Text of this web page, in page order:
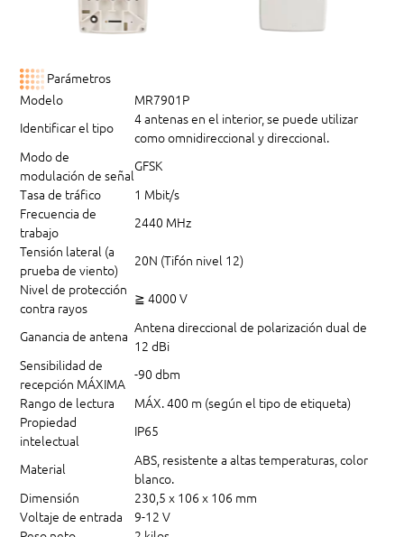
Parámetros
Modelo
MR7901P
Identificar el tipo
4 antenas en el interior, se puede utilizar
como omnidireccional y direccional.
Modo de
modulación de señal
GFSK
Tasa de tráfico
1 Mbit/s
Frecuencia de
trabajo
2440 MHz
Tensión lateral (a
prueba de viento)
20N (Tifón nivel 12)
Nivel de protección
contra rayos
≧ 4000 V
Ganancia de antena Antena direccional de polarización dual de
12 dBi
Sensibilidad de
recepción MÁXIMA
-90 dbm
Rango de lectura
MÁX. 400 m (según el tipo de etiqueta)
Propiedad
intelectual
IP65
Material
ABS, resistente a altas temperaturas, color
blanco.
Dimensión
230,5 x 106 x 106 mm
Voltaje de entrada
9-12 V